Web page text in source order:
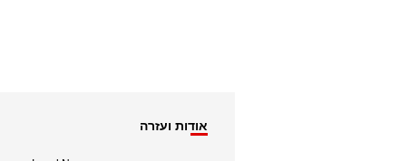
אודות ועזרה